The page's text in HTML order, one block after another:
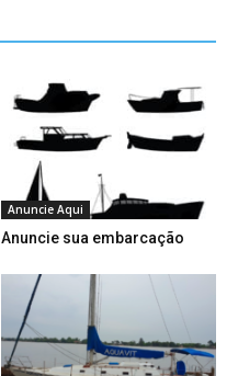
Anuncie Aqui
Anuncie sua embarcação